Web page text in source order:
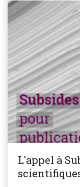
L'appel à